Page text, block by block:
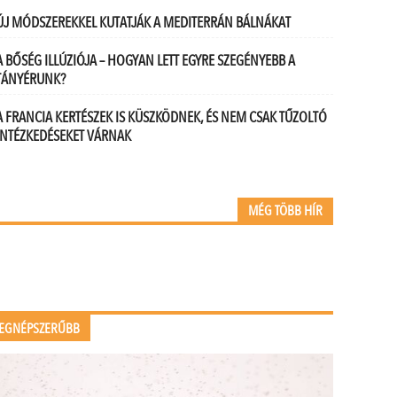
MÓDSZEREKKEL KUTATJÁK A MEDITERRÁN BÁLNÁKAT
BŐSÉG ILLÚZIÓJA – HOGYAN LETT EGYRE SZEGÉNYEBB A
FRANCIA KERTÉSZEK IS KÜSZKÖDNEK, ÉS NEM CSAK TŰZOLTÓ
VÁRNAK
MÉG TÖBB HÍR